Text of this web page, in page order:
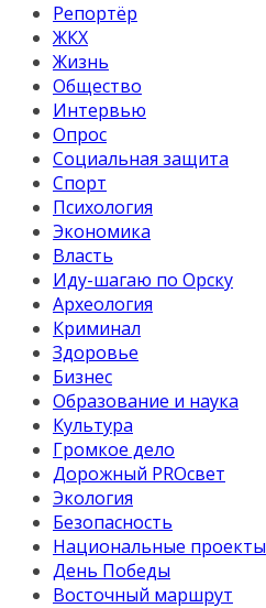
Репортёр
ЖКХ
Жизнь
Общество
Интервью
Опрос
Социальная защита
Спорт
Психология
Экономика
Власть
Иду-шагаю по Орску
Археология
Криминал
Здоровье
Бизнес
Образование и наука
Культура
Громкое дело
Дорожный PROсвет
Экология
Безопасность
Национальные проекты
День Победы
Восточный маршрут